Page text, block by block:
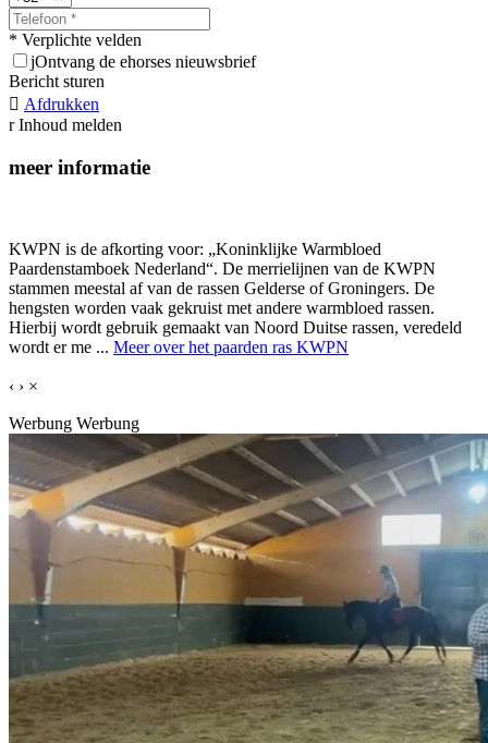
* Verplichte velden
jOntvang de ehorses nieuwsbrief
Bericht sturen
 Afdrukken
r Inhoud melden
meer informatie
KWPN is de afkorting voor: „Koninklijke Warmbloed
Paardenstamboek Nederland“. De merrielijnen van de KWPN
stammen meestal af van de rassen Gelderse of Groningers. De
hengsten worden vaak gekruist met andere warmbloed rassen.
Hierbij wordt gebruik gemaakt van Noord Duitse rassen, veredeld
wordt er me ... Meer over het paarden ras KWPN
‹ › ×
Werbung Werbung